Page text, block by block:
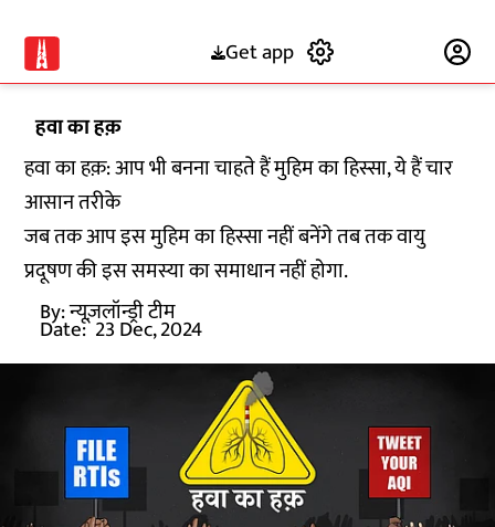
Get app
हवा का हक़
हवा का हक़: आप भी बनना चाहते हैं मुहिम का हिस्सा, ये हैं चार
आसान तरीके
जब तक आप इस मुहिम का हिस्सा नहीं बनेंगे तब तक वायु
प्रदूषण की इस समस्या का समाधान नहीं होगा.
By:न्यूज़लॉन्ड्री टीम
Date: 23 Dec, 2024